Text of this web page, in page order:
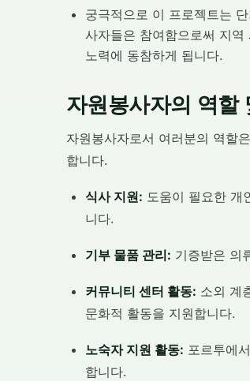
궁극적으로 이 프로젝트는
사자들은 참여함으로써 지
노력에 동참하게 됩니다.
자원봉사자의 역할
자원봉사자로서 여러분의 역할
합니다.
식사 지원: 도움이 필요한 개
니다.
기부 물품 관리: 기증받은 의
커뮤니티 센터 활동: 소외 계
문화적 활동을 지원합니다.
노숙자 지원 활동: 포르투에
합니다.